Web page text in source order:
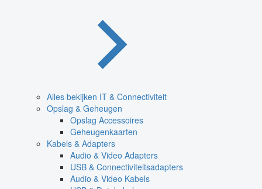
Alles bekijken IT & Connectiviteit
Opslag & Geheugen
Opslag Accessoires
Geheugenkaarten
Kabels & Adapters
Audio & Video Adapters
USB & Connectiviteitsadapters
Audio & Video Kabels